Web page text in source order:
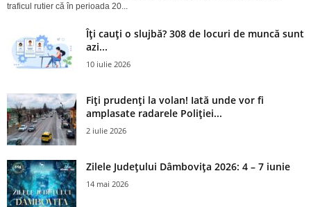
traficul rutier că în perioada 20...
Îți cauți o slujbă? 308 de locuri de muncă sunt
azi...
10 iulie 2026
Fiți prudenți la volan! Iată unde vor fi
amplasate radarele Poliției...
2 iulie 2026
Zilele Județului Dâmbovița 2026: 4 – 7 iunie
14 mai 2026